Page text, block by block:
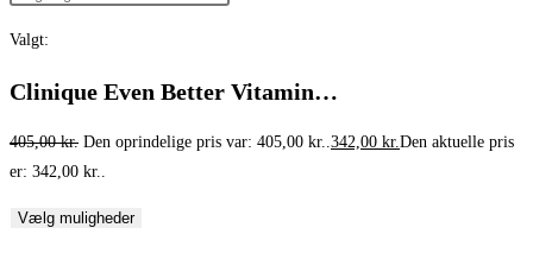
Valgt:
Clinique Even Better Vitamin…
405,00kr. Den oprindelige pris var: 405,00 kr..342,00 kr.Den aktuelle pris
er: 342,00 kr..
Vælg muligheder